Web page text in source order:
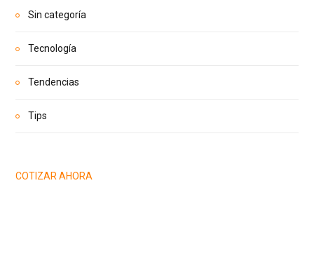
Sin categoría
Tecnología
Tendencias
Tips
COTIZAR AHORA